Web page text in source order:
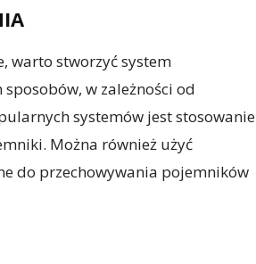
warto stworzyć system
w zależności od
systemów jest stosowanie
Można również użyć
do przechowywania pojemników